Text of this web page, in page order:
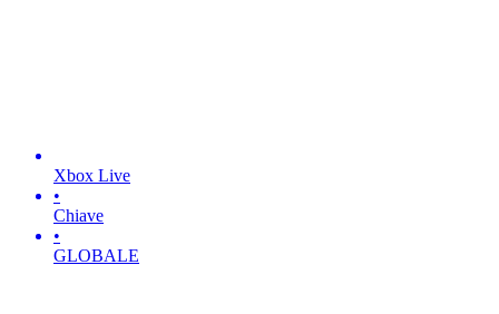
Xbox Live
•
Chiave
•
GLOBALE